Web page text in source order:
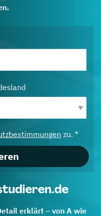
zu. *
erklärt – von A wie